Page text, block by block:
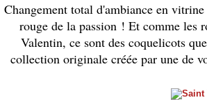
Changement total d'ambiance en
rouge de la passion ! Et comme les
Valentin, ce sont des coquelicots
collection originale créée par une de